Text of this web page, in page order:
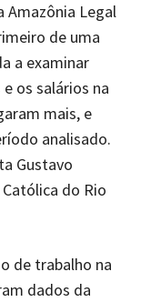
Amazônia Legal
de uma
a examinar
os salários na
mais, e
analisado.
Gustavo
do Rio
de trabalho na
dados da